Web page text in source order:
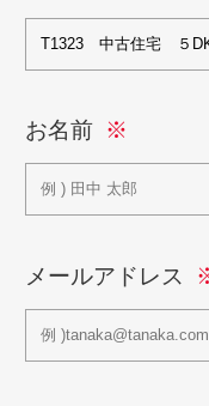
お名前
メールアドレス